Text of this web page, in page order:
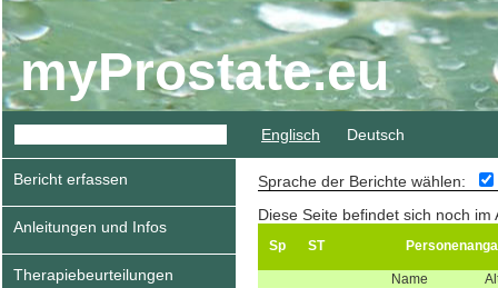
myProstate.eu
Englisch Deutsch
Bericht erfassen
Anleitungen und Infos
Therapiebeurteilungen
Sprache der Berichte wählen:
Diese Seite befindet sich noch im
Sp ST
Name